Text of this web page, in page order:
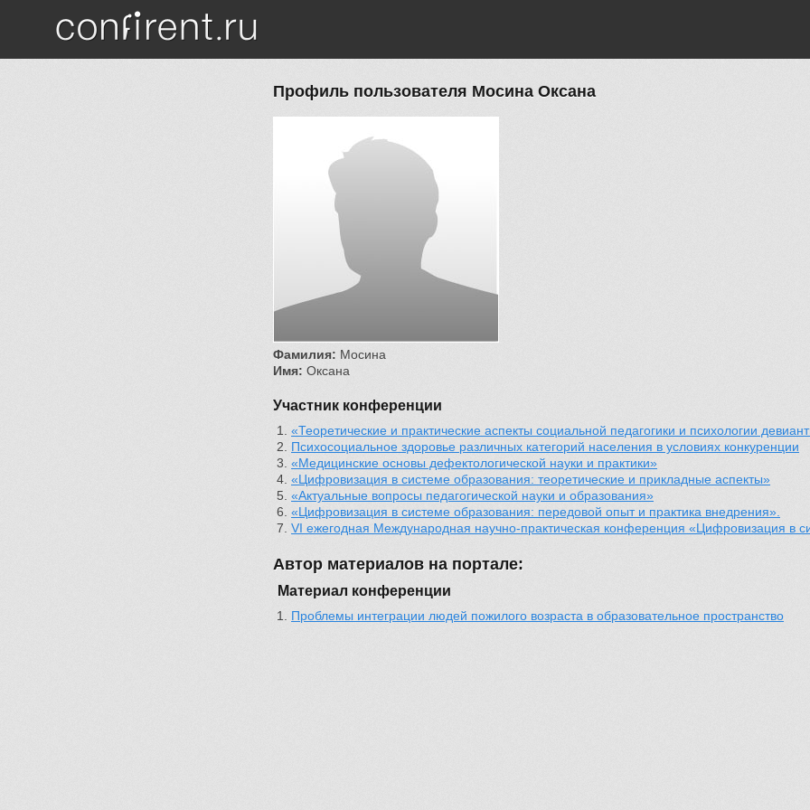
Перейти к основному содержанию
Профиль пользователя Мосина Оксана
Фамилия: Мосина
Имя: Оксана
Участник конференции
«Теоретические и практические аспекты социальной педагогики и психологии
Психосоциальное здоровье различных категорий населения в условиях конкуренции
«Медицинские основы дефектологической науки и практики»
«Цифровизация в системе образования: теоретические и прикладные аспекты»
«Актуальные вопросы педагогической науки и образования»
«Цифровизация в системе образования: передовой опыт и практика внедрения».
VI ежегодная Международная научно-практическая конференция «Цифровизация в
Автор материалов на портале:
Материал конференции
Проблемы интеграции людей пожилого возраста в образовательное пространство